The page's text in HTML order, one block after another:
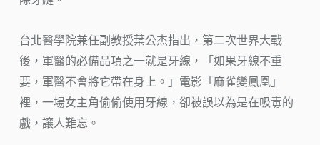
台北醫學院兼任副教授葉公杰指出，第二次世界大戰
後，軍醫的必備品項之一就是牙線，「如果牙線不重
要，軍醫不會將它帶在身上。」電影「麻雀變鳳凰」
裡，一場女主角偷偷使用牙線，卻被誤以為是在吸毒的
戲，讓人難忘。